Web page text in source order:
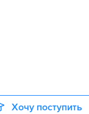
Хочу поступить